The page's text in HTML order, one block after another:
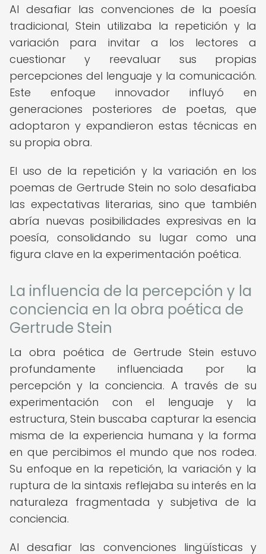
Al desafiar las convenciones de la poesía
tradicional, Stein utilizaba la repetición y la
variación para invitar a los lectores a
cuestionar y reevaluar sus propias
percepciones del lenguaje y la comunicación.
Este enfoque innovador influyó en
generaciones posteriores de poetas, que
adoptaron y expandieron estas técnicas en
su propia obra.
El uso de la repetición y la variación en los
poemas de Gertrude Stein no solo desafiaba
las expectativas literarias, sino que también
abría nuevas posibilidades expresivas en la
poesía, consolidando su lugar como una
figura clave en la experimentación poética.
La influencia de la percepción y la
conciencia en la obra poética de
Gertrude Stein
La obra poética de Gertrude Stein estuvo
profundamente influenciada por la
percepción y la conciencia. A través de su
experimentación con el lenguaje y la
estructura, Stein buscaba capturar la esencia
misma de la experiencia humana y la forma
en que percibimos el mundo que nos rodea.
Su enfoque en la repetición, la variación y la
ruptura de la sintaxis reflejaba su interés en la
naturaleza fragmentada y subjetiva de la
conciencia.
Al desafiar las convenciones lingüísticas y